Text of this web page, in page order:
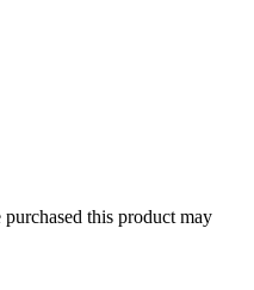
this product may